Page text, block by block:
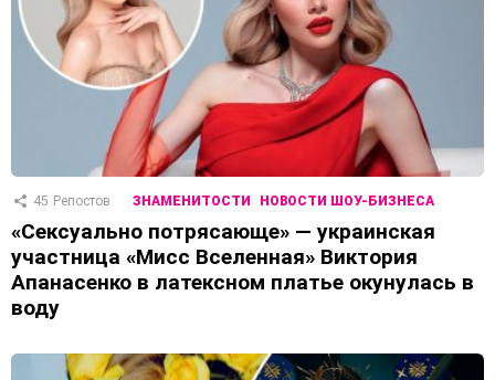
45 Репостов ЗНАМЕНИТОСТИ НОВОСТИ ШОУ-БИЗНЕСА
«Сексуально потрясающе» — украинская
участница «Мисс Вселенная» Виктория
Апанасенко в латексном платье окунулась в
воду